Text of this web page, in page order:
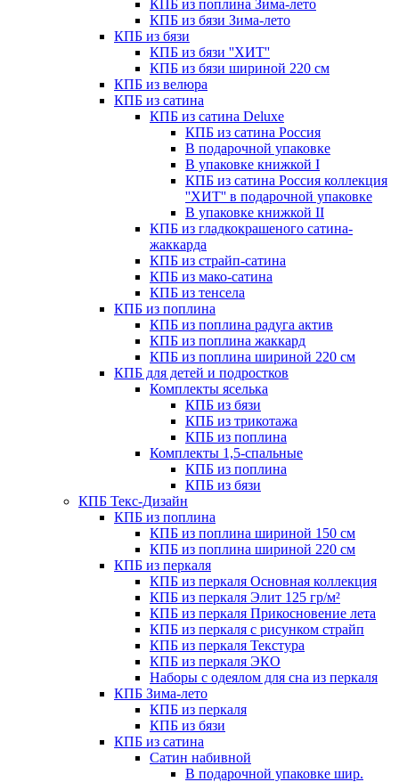
КПБ из поплина Зима-лето
КПБ из бязи Зима-лето
КПБ из бязи
КПБ из бязи ''ХИТ''
КПБ из бязи шириной 220 см
КПБ из велюра
КПБ из сатина
КПБ из сатина Deluxe
КПБ из сатина Россия
В подарочной упаковке
В упаковке книжкой I
КПБ из сатина Россия коллекция
''ХИТ'' в подарочной упаковке
В упаковке книжкой II
КПБ из гладкокрашеного сатина-
жаккарда
КПБ из страйп-сатина
КПБ из мако-сатина
КПБ из тенсела
КПБ из поплина
КПБ из поплина радуга актив
КПБ из поплина жаккард
КПБ из поплина шириной 220 см
КПБ для детей и подростков
Комплекты яселька
КПБ из бязи
КПБ из трикотажа
КПБ из поплина
Комплекты 1,5-спальные
КПБ из поплина
КПБ из бязи
КПБ Текс-Дизайн
КПБ из поплина
КПБ из поплина шириной 150 см
КПБ из поплина шириной 220 см
КПБ из перкаля
КПБ из перкаля Основная коллекция
КПБ из перкаля Элит 125 гр/м²
КПБ из перкаля Прикосновение лета
КПБ из перкаля с рисунком страйп
КПБ из перкаля Текстура
КПБ из перкаля ЭКО
Наборы с одеялом для сна из перкаля
КПБ Зима-лето
КПБ из перкаля
КПБ из бязи
КПБ из сатина
Сатин набивной
В подарочной упаковке шир.